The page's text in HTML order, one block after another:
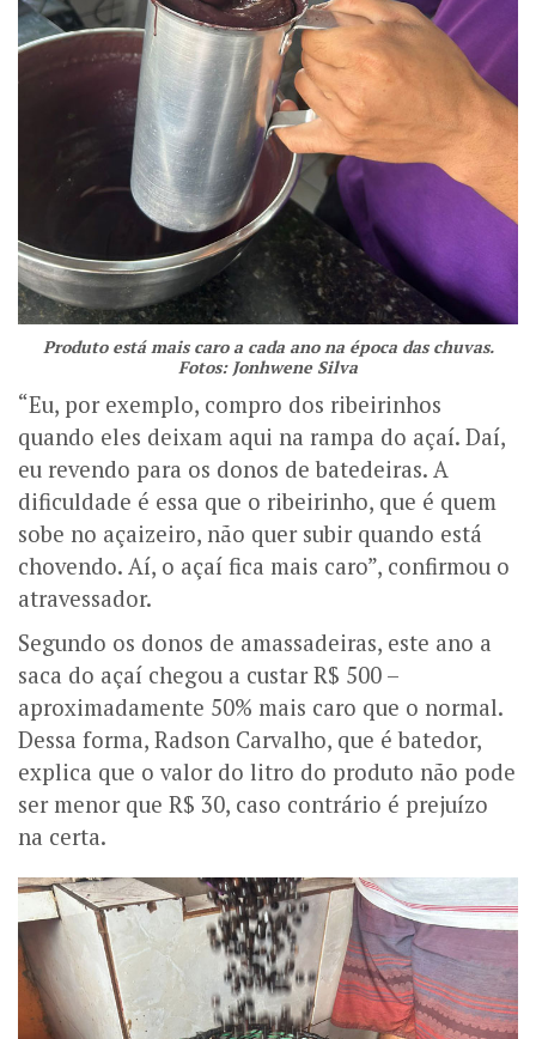
Produto está mais caro a cada ano na época das chuvas.
Fotos: Jonhwene Silva
“Eu, por exemplo, compro dos ribeirinhos
quando eles deixam aqui na rampa do açaí. Daí,
eu revendo para os donos de batedeiras. A
dificuldade é essa que o ribeirinho, que é quem
sobe no açaizeiro, não quer subir quando está
chovendo. Aí, o açaí fica mais caro”, confirmou o
atravessador.
Segundo os donos de amassadeiras, este ano a
saca do açaí chegou a custar R$ 500 –
aproximadamente 50% mais caro que o normal.
Dessa forma, Radson Carvalho, que é batedor,
explica que o valor do litro do produto não pode
ser menor que R$ 30, caso contrário é prejuízo
na certa.